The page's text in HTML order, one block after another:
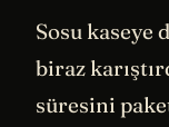
Sosu kaseye
biraz
süresini